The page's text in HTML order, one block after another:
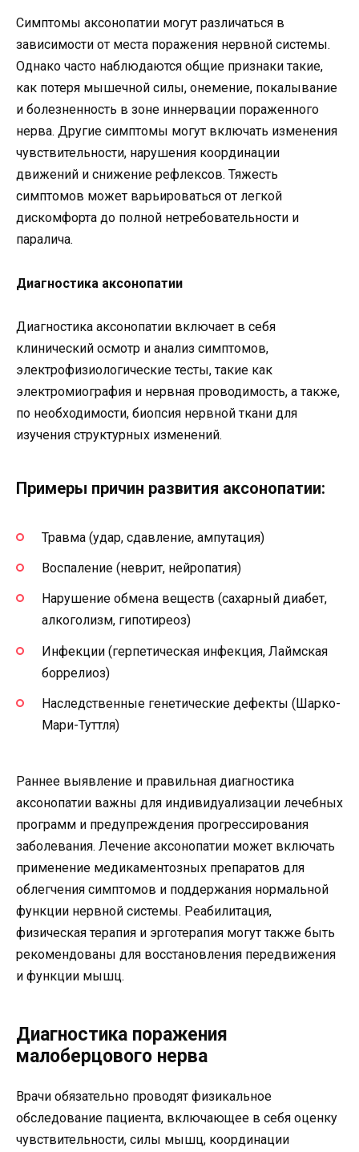
Симптомы аксонопатии могут различаться в
зависимости от места поражения нервной системы.
Однако часто наблюдаются общие признаки такие,
как потеря мышечной силы, онемение, покалывание
и болезненность в зоне иннервации пораженного
нерва. Другие симптомы могут включать изменения
чувствительности, нарушения координации
движений и снижение рефлексов. Тяжесть
симптомов может варьироваться от легкой
дискомфорта до полной нетребовательности и
паралича.
Диагностика аксонопатии
Диагностика аксонопатии включает в себя
клинический осмотр и анализ симптомов,
электрофизиологические тесты, такие как
электромиография и нервная проводимость, а также,
по необходимости, биопсия нервной ткани для
изучения структурных изменений.
Примеры причин развития аксонопатии:
Травма (удар, сдавление, ампутация)
Воспаление (неврит, нейропатия)
Нарушение обмена веществ (сахарный диабет,
алкоголизм, гипотиреоз)
Инфекции (герпетическая инфекция, Лаймская
боррелиоз)
Наследственные генетические дефекты (Шарко-
Мари-Туттля)
Раннее выявление и правильная диагностика
аксонопатии важны для индивидуализации лечебных
программ и предупреждения прогрессирования
заболевания. Лечение аксонопатии может включать
применение медикаментозных препаратов для
облегчения симптомов и поддержания нормальной
функции нервной системы. Реабилитация,
физическая терапия и эрготерапия могут также быть
рекомендованы для восстановления передвижения
и функции мышц.
Диагностика поражения
малоберцового нерва
Врачи обязательно проводят физикальное
обследование пациента, включающее в себя оценку
чувствительности, силы мышц, координации